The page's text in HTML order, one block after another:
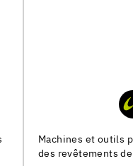
du support et la pose